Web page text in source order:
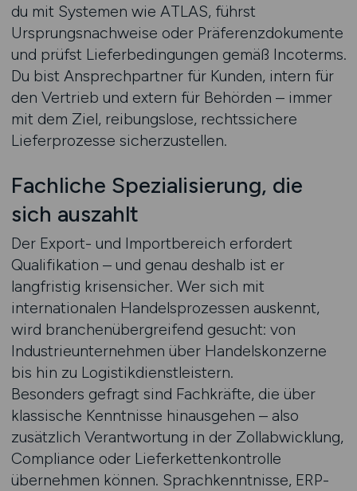
du mit Systemen wie ATLAS, führst
Ursprungsnachweise oder Präferenzdokumente
und prüfst Lieferbedingungen gemäß Incoterms.
Du bist Ansprechpartner für Kunden, intern für
den Vertrieb und extern für Behörden – immer
mit dem Ziel, reibungslose, rechtssichere
Lieferprozesse sicherzustellen.
Fachliche Spezialisierung, die
sich auszahlt
Der Export- und Importbereich erfordert
Qualifikation – und genau deshalb ist er
langfristig krisensicher. Wer sich mit
internationalen Handelsprozessen auskennt,
wird branchenübergreifend gesucht: von
Industrieunternehmen über Handelskonzerne
bis hin zu Logistikdienstleistern.
Besonders gefragt sind Fachkräfte, die über
klassische Kenntnisse hinausgehen – also
zusätzlich Verantwortung in der Zollabwicklung,
Compliance oder Lieferkettenkontrolle
übernehmen können. Sprachkenntnisse, ERP-